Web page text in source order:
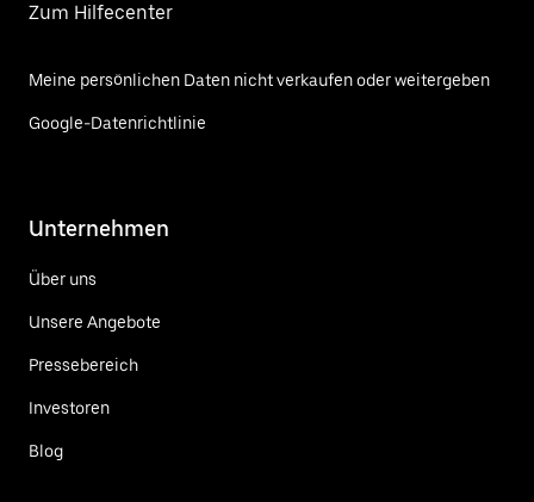
Zum Hilfecenter
Meine persönlichen Daten nicht verkaufen oder weitergeben
Google-Datenrichtlinie
Unternehmen
Über uns
Unsere Angebote
Pressebereich
Investoren
Blog